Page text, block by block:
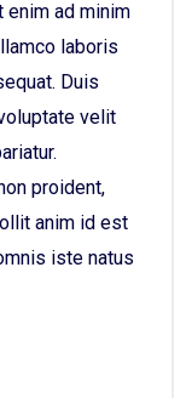
enim ad minim
laboris
Duis
velit
proident,
anim id est
iste natus